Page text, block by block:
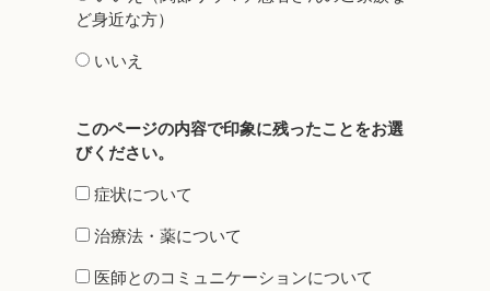
ど身近な方）
いいえ
このページの内容で印象に残ったことをお選
びください。​
症状について
治療法・薬について
医師とのコミュニケーションについて